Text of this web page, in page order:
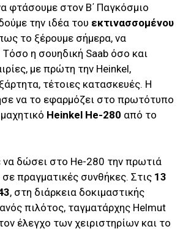
φτάσουμε στον Β΄ Παγκόσμιο
την ιδέα του εκτινασσομένου
το ξέρουμε σήμερα, να
η σουηδική Saab όσο και
με πρώτη την Heinkel,
τέτοιες κατασκευές. Η
να το εφαρμόζει στο πρωτότυπο
Heinkel He-280 από το
να δώσει στο He-280 την πρωτιά
πραγματικές συνθήκες. Στις 13
, στη διάρκεια δοκιμαστικής
πιλότος, ταγματάρχης Helmut
έλεγχο των χειριστηρίων και το